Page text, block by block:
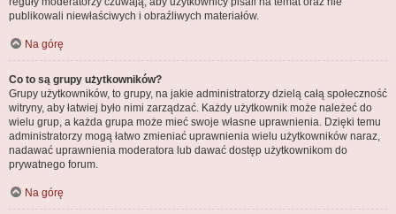
publikowali niewłaściwych i obraźliwych materiałów.
Na górę
Co to są grupy użytkowników?
Grupy użytkowników, to grupy, na jakie administratorzy dzielą całą społeczność
witryny, aby łatwiej było nimi zarządzać. Każdy użytkownik może należeć do
wielu grup, a każda grupa może mieć swoje własne uprawnienia. Dzięki temu
administratorzy mogą łatwo zmieniać uprawnienia wielu użytkowników naraz,
nadawać uprawnienia moderatora lub dawać dostęp użytkownikom do
prywatnego forum.
Na górę